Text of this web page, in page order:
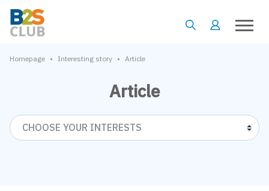
Homepage • Interesting story • Article
Article
CHOOSE YOUR INTERESTS